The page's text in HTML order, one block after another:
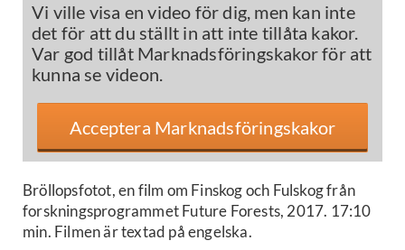
Vi ville visa en video för dig, men kan inte
det för att du ställt in att inte tillåta kakor.
Var god tillåt Marknadsföringskakor för att
kunna se videon.
Acceptera Marknadsföringskakor
Bröllopsfotot, en film om Finskog och Fulskog från
forskningsprogrammet Future Forests, 2017. 17:10
min. Filmen är textad på engelska.